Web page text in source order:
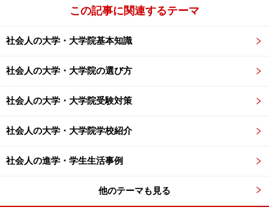
に行かなくても専門学校等でも出来ると思いつつ、やっ
ぱり悩んでいます。」
大学と専門学校の大きな違いは、「学位」です。あとは
自分が大学及び専門学校の各カリキュラムに納得出来る
か（お金と時間を費やす価値があると認められるか）だ
私の場合は、下記の理由により美大（院）進学を決めま
した。
この記事に関連するテーマ
社会人の大学・大学院基本知識
社会人の大学・大学院の選び方
社会人の大学・大学院受験対策
社会人の大学・大学院学校紹介
社会人の進学・学生生活事例
他のテーマも見る